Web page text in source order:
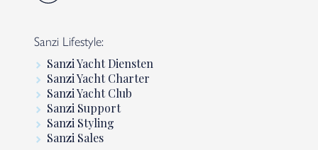
Sanzi Lifestyle:
Sanzi Yacht Diensten
Sanzi Yacht Charter
Sanzi Yacht Club
Sanzi Support
Sanzi Styling
Sanzi Sales